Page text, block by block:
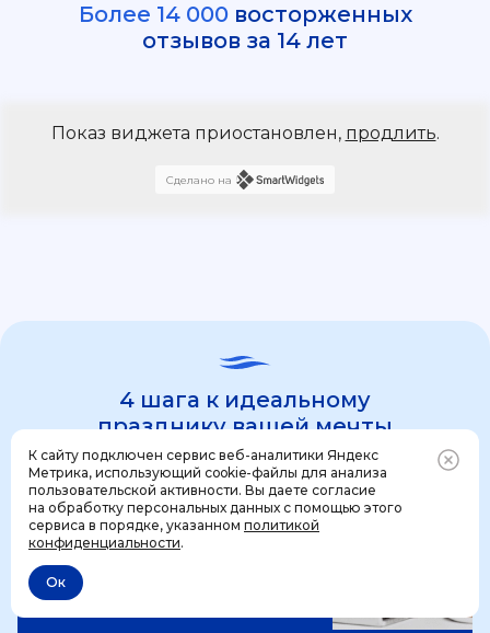
Позвонить+7 (499) 444-31-53
К сайту подключен сервис веб-аналитики Яндекс
Метрика, использующий cookie-файлы для анализа
пользовательской активности. Вы даете согласие
на обработку персональных данных с помощью этого
сервиса в порядке, указанном политикой
конфиденциальности.
Ок
Более 14 000восторженных
отзывов за 14 лет
Показ виджета приостановлен, продлить.
Сделано на
4 шага к идеальному
празднику вашей мечты
1 шаг